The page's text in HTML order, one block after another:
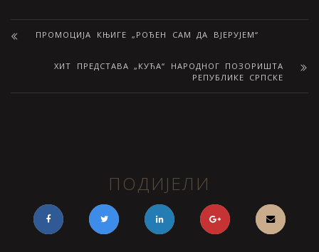
ПРОМОЦИЈА КЊИГЕ „РОЂЕН САМ ДА ВЈЕРУЈЕМ“
ХИТ ПРЕДСТАВА „КУЋА“ НАРОДНОГ ПОЗОРИШТА
РЕПУБЛИКЕ СРПСКЕ
ПОДИЈЕЛИ